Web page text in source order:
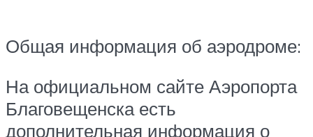
Общая информация об аэродроме:
На официальном сайте Аэропорта
Благовещенска есть
дополнительная информация о